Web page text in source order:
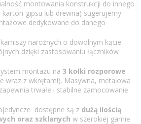
montowania konstrukcji do innego
karton-gipsu lub drewna) sugerujemy
dedykowane do danego
narożnych o dowolnym kącie
dzięki zastosowaniu łączników
montażu na 3 kołki rozporowe
wraz z wkrętami). Masywna, metalowa
trwałe i stabilne zamocowanie
dostępne są z dużą ilością
oraz szklanych w szerokiej gamie